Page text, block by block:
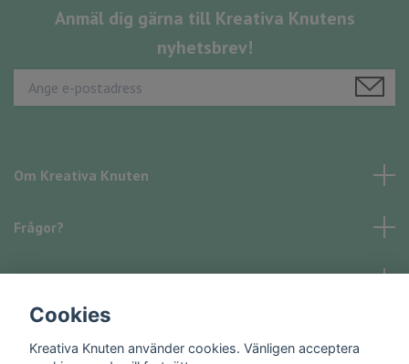
Anmäl dig gärna till Kreativa Knutens
nyhetsbrev!
Om Kreativa Knuten
Frågor?
Läs mer
Cookies
Kreativa Knuten använder cookies. Vänligen acceptera